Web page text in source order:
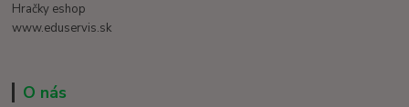
Hračky eshop
www.eduservis.sk
O nás